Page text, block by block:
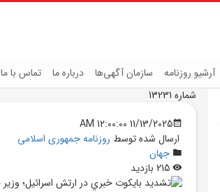
آرشیو روزنامه سازمان آگهی‌ها درباره ما تماس با ما
شماره 13231
11/13/2025 12:00:00 AM
ارسال شده توسط روزنامه جمهوری اسلامی
جهان